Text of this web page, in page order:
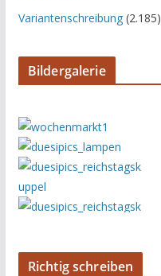
Variantenschreibung(2.185)
Bildergalerie
Richtig schreiben